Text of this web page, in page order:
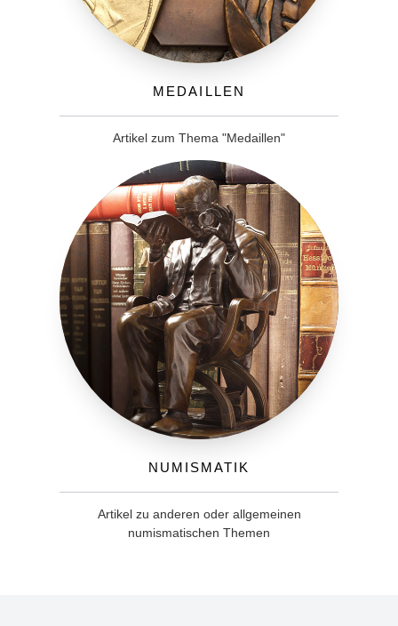
Medaillen
Artikel zum Thema "Medaillen"
Numismatik
Artikel zu anderen oder allgemeinen
numismatischen Themen